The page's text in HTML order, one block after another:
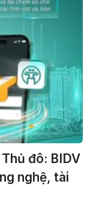
đô: BIDV
nghệ, tài